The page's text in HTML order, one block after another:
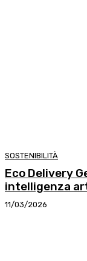
SOSTENIBILITÀ
Eco Delivery
intelligenza
11/03/2026